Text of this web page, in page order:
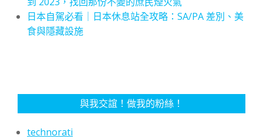
日本自駕必看｜日本休息站全攻略：SA/PA 差別、美
食與隱藏設施
與我交誼！做我的粉絲！
technorati